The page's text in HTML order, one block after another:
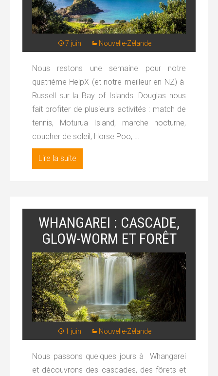
7 juin Nouvelle-Zélande
Nous restons une semaine pour notre
quatrième HelpX (et notre meilleur en NZ) à
Russell sur la Bay of Islands. Douglas nous
fait profiter de plusieurs activités : match de
tennis, Moturua Island, marche nocturne,
coucher de soleil, Horse Poo, …
Lire la suite
WHANGAREI : CASCADE,
GLOW-WORM ET FORÊT
1 juin Nouvelle-Zélande
Nous passons quelques jours à Whangarei
et découvrons des cascades, des fôrets et